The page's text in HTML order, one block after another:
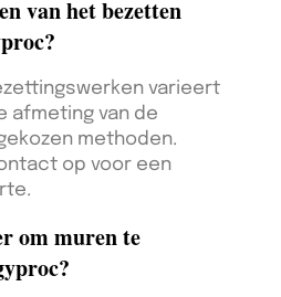
van het bezetten
varieert
afmeting van de
methoden.
op voor een
om muren te